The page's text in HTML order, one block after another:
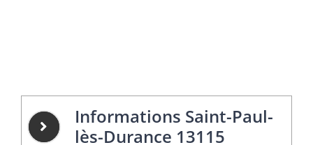
Informations Saint-Paul-
lès-Durance 13115